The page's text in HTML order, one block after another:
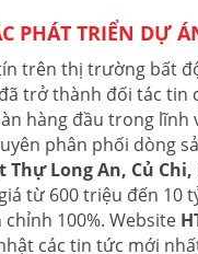
PHÁT TRIỂN DỰ
trên thị trường bất
đã trở thành đối tác tin
hàng đầu trong lĩnh
phân phối dòng
Thự Long An, Củ
giá từ 600 triệu đến 10
100%. Website
các tin tức mới